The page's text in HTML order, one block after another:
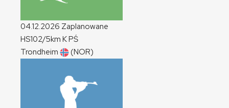
04.12.2026 Zaplanowane
HS102/5km KPŚ
Trondheim
(NOR)